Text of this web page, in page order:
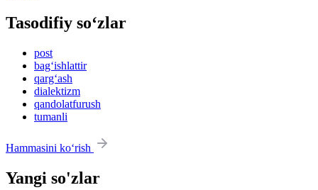
Tasodifiy so‘zlar
post
bag‘ishlattir
qarg‘ash
dialektizm
qandolatfurush
tumanli
Hammasini ko‘rish
Yangi so'zlar